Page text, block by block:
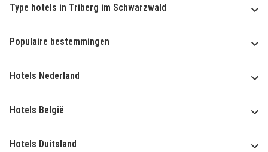
Type hotels in Triberg im Schwarzwald
Populaire bestemmingen
Hotels Nederland
Hotels België
Hotels Duitsland